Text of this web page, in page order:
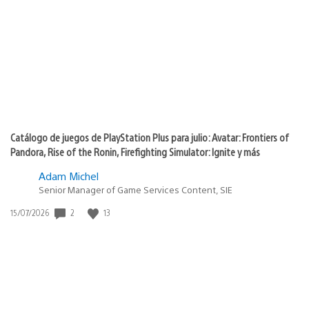
Catálogo de juegos de PlayStation Plus para julio: Avatar: Frontiers of
Pandora, Rise of the Ronin, Firefighting Simulator: Ignite y más
Adam Michel
Senior Manager of Game Services Content, SIE
Fecha
15/07/2026 2 13